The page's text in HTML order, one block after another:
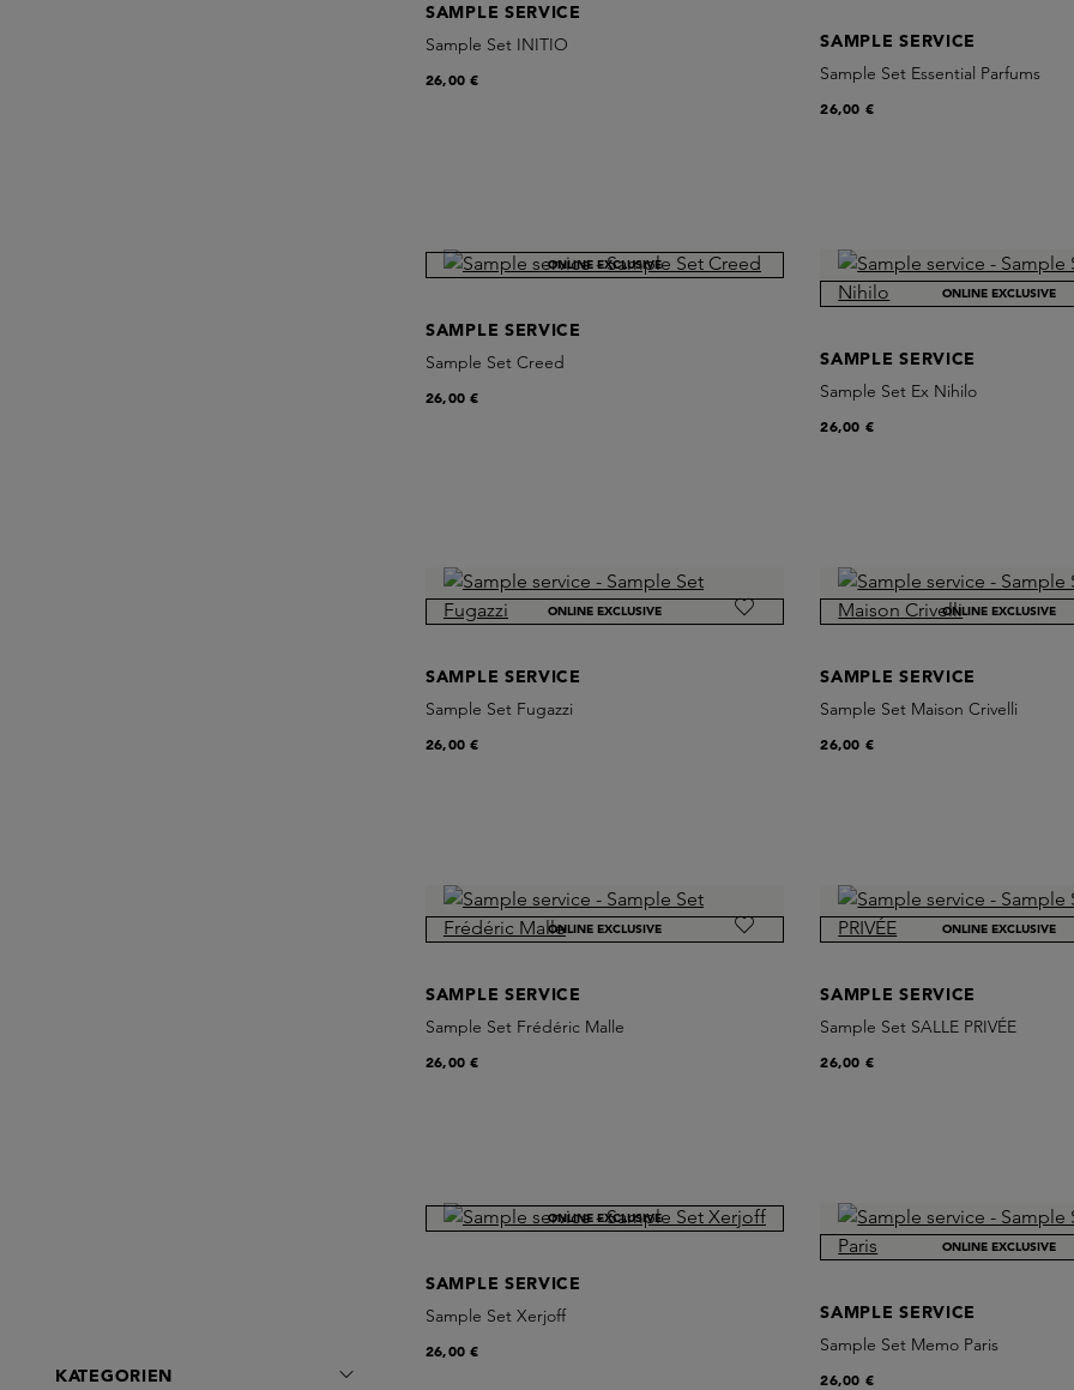
KATEGORIEN
SAMPLE SERVICE
Sample Set INITIO
26,00 €
SAMPLE SERVICE
Sample Set Essential Parfums
26,00 €
ONLINE EXCLUSIVE
SAMPLE SERVICE
Sample Set Creed
26,00 €
ONLINE EXCLUSIVE
SAMPLE SERVICE
Sample Set Ex Nihilo
26,00 €
ONLINE EXCLUSIVE
SAMPLE SERVICE
Sample Set Fugazzi
26,00 €
ONLINE EXCLUSIVE
SAMPLE SERVICE
Sample Set Maison Crivelli
26,00 €
ONLINE EXCLUSIVE
SAMPLE SERVICE
Sample Set Frédéric Malle
26,00 €
ONLINE EXCLUSIVE
SAMPLE SERVICE
Sample Set SALLE PRIVÉE
26,00 €
ONLINE EXCLUSIVE
SAMPLE SERVICE
Sample Set Xerjoff
26,00 €
ONLINE EXCLUSIVE
SAMPLE SERVICE
Sample Set Memo Paris
26,00 €